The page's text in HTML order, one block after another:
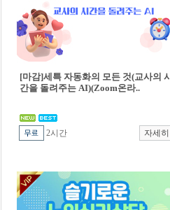
[마감]세특 자동화의 모든 것(교사의 시
간을 돌려주는 AI)(Zoom온라..
2시간